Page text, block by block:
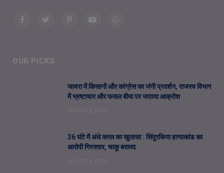
FacebookTwitterPinterestYouTubeWhatsApp
OUR PICKS
जावरा में किसानों और कांग्रेस का जंगी प्रदर्शन, राजस्व विभाग
में भ्रष्टाचार और फसल बीमा पर जताया आक्रोश
36 घंटे में अंधे कत्ल का खुलासा : सिंदुरकिया हत्याकांड का
आरोपी गिरफ्तार, चाकू बरामद